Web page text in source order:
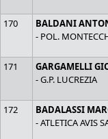
170
BALDANI
- POL.
171
GARGAMELLI
- G.P. LUCREZIA
172
BADALASSI
- ATLETICA AVIS